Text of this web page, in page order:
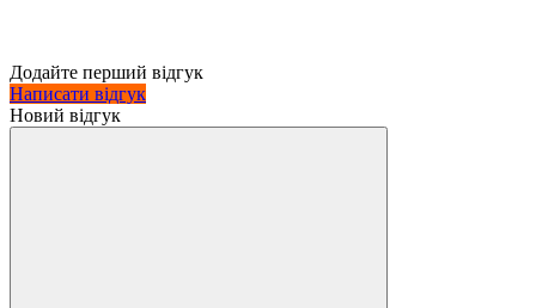
Додайте перший відгук
Написати відгук
Новий відгук